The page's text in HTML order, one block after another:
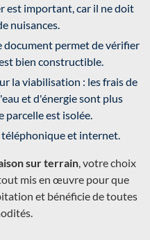
est important, car il ne doit
nuisances.
document permet de vérifier
bien constructible.
la viabilisation : les frais de
et d'énergie sont plus
est isolée.
et internet.
sur terrain , votre choix
mis en œuvre pour que
et bénéficie de toutes